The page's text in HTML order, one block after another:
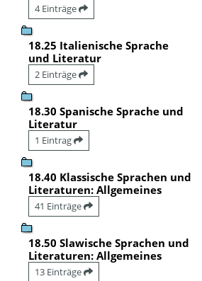
4 Einträge
18.25 Italienische Sprache
und Literatur
2 Einträge
18.30 Spanische Sprache und
Literatur
1 Eintrag
18.40 Klassische Sprachen und
Literaturen: Allgemeines
41 Einträge
18.50 Slawische Sprachen und
Literaturen: Allgemeines
13 Einträge